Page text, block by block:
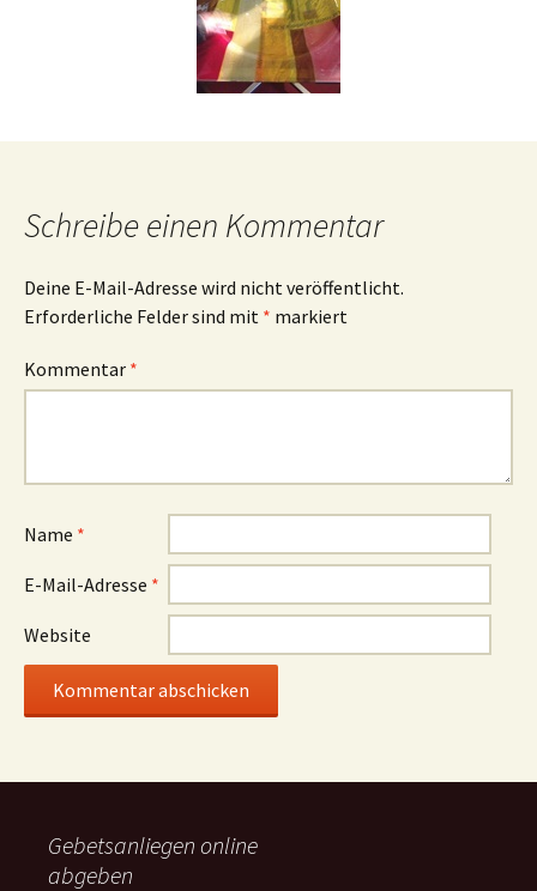
Schreibe einen Kommentar
Deine E-Mail-Adresse wird nicht veröffentlicht.
Erforderliche Felder sind mit * markiert
Kommentar *
Name *
E-Mail-Adresse *
Website
Gebetsanliegen online
abgeben